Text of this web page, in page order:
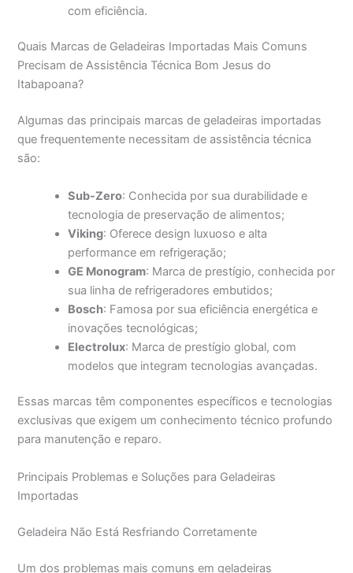
com eficiência.
Quais Marcas de Geladeiras Importadas Mais Comuns
Precisam de Assistência Técnica Bom Jesus do
Itabapoana?
Algumas das principais marcas de geladeiras importadas
que frequentemente necessitam de assistência técnica
são:
Sub-Zero: Conhecida por sua durabilidade e
tecnologia de preservação de alimentos;
Viking: Oferece design luxuoso e alta
performance em refrigeração;
GE Monogram: Marca de prestígio, conhecida por
sua linha de refrigeradores embutidos;
Bosch: Famosa por sua eficiência energética e
inovações tecnológicas;
Electrolux: Marca de prestígio global, com
modelos que integram tecnologias avançadas.
Essas marcas têm componentes específicos e tecnologias
exclusivas que exigem um conhecimento técnico profundo
para manutenção e reparo.
Principais Problemas e Soluções para Geladeiras
Importadas
Geladeira Não Está Resfriando Corretamente
Um dos problemas mais comuns em geladeiras